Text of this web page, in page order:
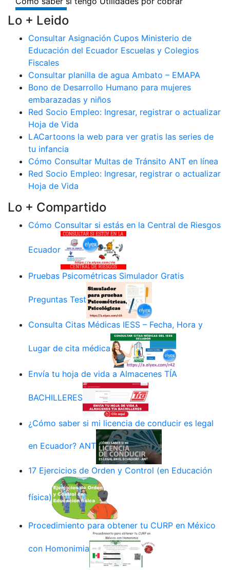
Lo + Leido
Consultar Asignación Cupos Ministerio de
Educación del Ecuador Escuelas y Colegios
Fiscales
Consultar planilla de agua Ambato – EMAPA
Bono de Desarrollo Humano para mujeres
embarazadas y niños
Red Socio Empleo: Ingresar, registrar o actualizar
Hoja de Vida
LACartoons la web para ver gratis las series de
tu infancia
Cómo Consultar Multas de Tránsito ANT en línea
Red Socio Empleo: Ingresar, registrar o actualizar
Hoja de Vida
Lo + Compartido
Cómo Consultar si estás en la Central de Riesgos
Ecuador
Pruebas Psicométricas Simulador Gratis
Preguntas Test
Consulta Citas Médicas IESS – Fecha, Hora y
Lugar de cita médica
Envía tu hoja de vida a Almacenes TÍA
BACHILLERES
¿Cómo saber si mi licencia de conducir es legal
en Ecuador? ANT
17 Ejercicios de Orden y Control (en Educación
física)
Procedimiento para obtener tu CURP en México
con Homonimia